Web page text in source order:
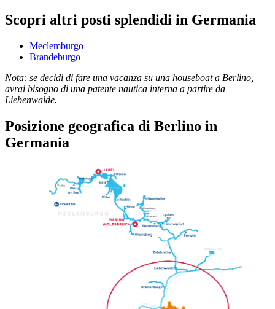
Scopri altri posti splendidi in Germania
Meclemburgo
Brandeburgo
Nota: se decidi di fare una vacanza su una houseboat a Berlino,
avrai bisogno di una patente nautica interna a partire da
Liebenwalde.
Posizione geografica di Berlino in
Germania